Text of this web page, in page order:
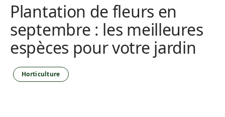
Plantation de fleurs en
septembre : les meilleures
espèces pour votre jardin
Horticulture